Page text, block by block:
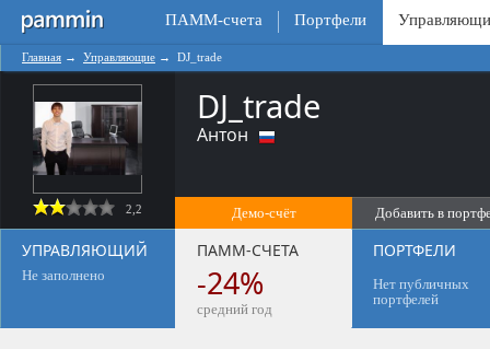
ПАММ-счета Портфели
Главная → Управляющие → DJ_trade
2,2
DJ_trade
Антон
Демо-счёт
Добавить в
0
УПРАВЛЯЮЩИЙ
Не заполнено
ПАММ-СЧЕТА
-24%
средний год
ПОРТФЕЛИ
Нет публичных
портфелей